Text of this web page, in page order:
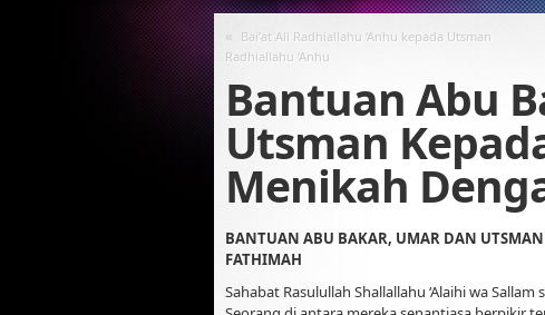
« Bai’at Ali Radhiallahu ‘Anhu kepada Utsman
Radhiallahu ‘Anhu
Bantuan Abu
Utsman
Menikah
BANTUAN ABU BAKAR, UMAR DAN
FATHIMAH
Sahabat Rasulullah Shallallahu ‘Alaihi wa